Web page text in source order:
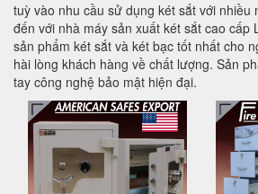
tuỳ vào nhu cầu sử dụng két sắt với nhiều
đến với nhà máy sản xuất két sắt cao cấp
sản phẩm két sắt và két bạc tốt nhất cho
hài lòng khách hàng về chất lượng. Sản
tay công nghệ bảo mật hiện đại.